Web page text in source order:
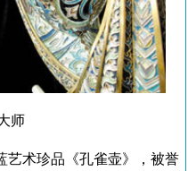
师
术珍品《孔雀壶》，被誉